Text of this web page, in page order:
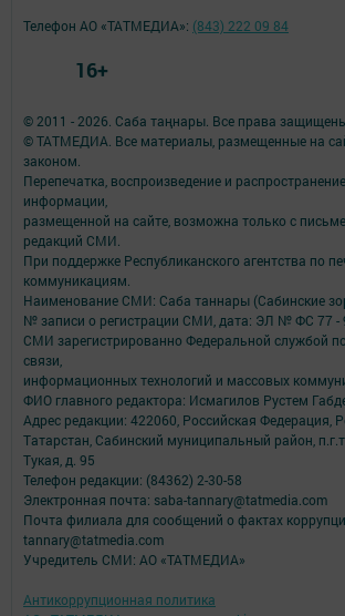
© 2011 - 2026. Саба таңнары. Все права
© ТАТМЕДИА. Все материалы, размещенные на
законом.
Перепечатка, воспроизведение и
информации,
размещенной на сайте, возможна только с
редакций СМИ.
При поддержке Республиканского агентства по
коммуникациям.
Наименование СМИ: Саба таннары (Сабинские
№ записи о регистрации СМИ, дата: ЭЛ № ФС 77 -
СМИ зарегистрированно Федеральной службой
связи,
информационных технологий и массовых
ФИО главного редактора: Исмагилов Рустем
Адрес редакции: 422060, Российская Федерация,
Татарстан, Сабинский муниципальный район,
Тукая, д. 95
Телефон редакции: (84362) 2-30-58
Электронная почта: saba-tannary@tatmedia.com
Почта филиала для сообщений о фактах
tannary@tatmedia.com
Учредитель СМИ: АО «ТАТМЕДИА»
Антикоррупционная политика
Телефон АО «ТАТМЕДИА»: (843) 222 09 84
16+